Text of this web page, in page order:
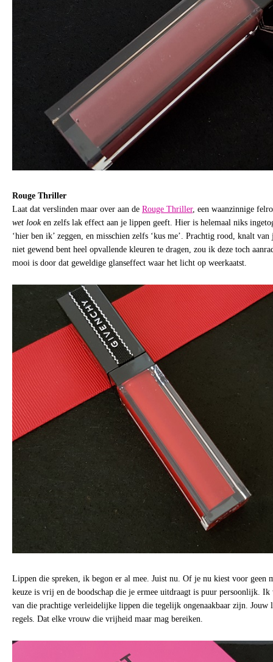
Rouge Thriller
Laat dat verslinden maar over aan de Rouge Thriller, een waanzinnige
wet looken zelfs lak effect aan je lippen geeft. Hier is helemaal niks
‘hier ben ik’ zeggen, en misschien zelfs ‘kus me’. Prachtig rood, knalt
niet gewend bent heel opvallende kleuren te dragen, zou ik deze toch
mooi is door dat geweldige glanseffect waar het licht op weerkaatst.
Lippen die spreken, ik begon er al mee. Juist nu. Of je nu kiest voor geen
keuze is vrij en de boodschap die je ermee uitdraagt is puur persoonlijk.
van die prachtige verleidelijke lippen die tegelijk ongenaakbaar zijn.
regels. Dat elke vrouw die vrijheid maar mag bereiken.